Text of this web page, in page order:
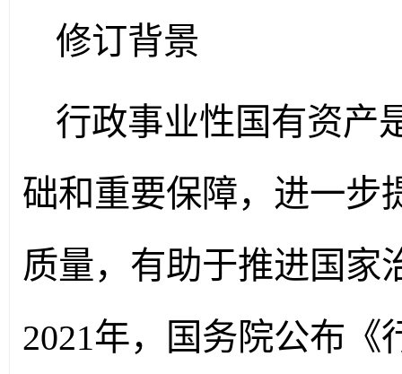
修订背景
行政事业性国有资产
础和重要保障，进一步
质量，有助于推进国家
2021年，国务院公布